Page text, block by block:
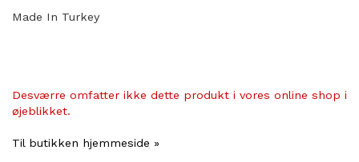
Made In Turkey
Desværre omfatter ikke dette produkt i vores online shop i
øjeblikket.
Til butikken hjemmeside »